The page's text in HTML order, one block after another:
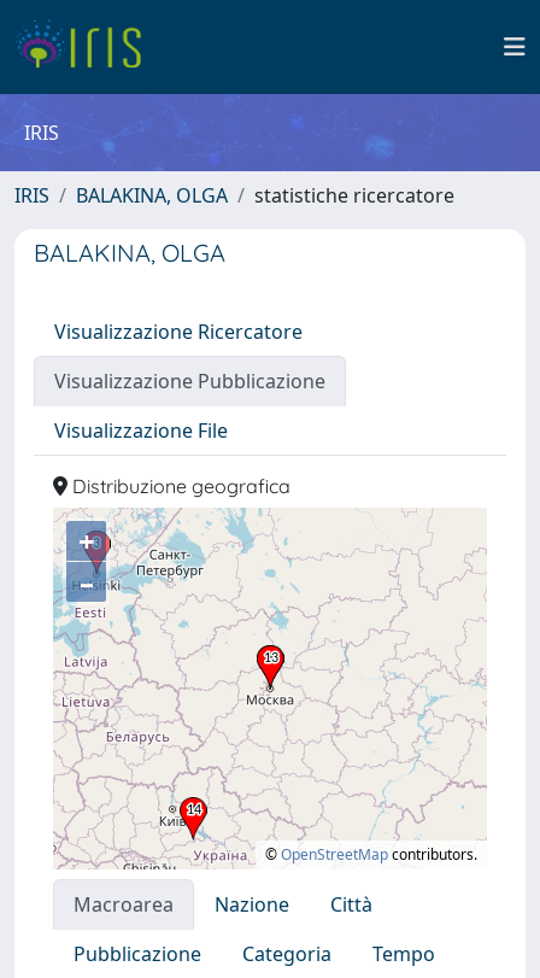
IRIS
IRIS BALAKINA, OLGA statistiche ricercatore
BALAKINA, OLGA
Visualizzazione Ricercatore
Visualizzazione Pubblicazione
Visualizzazione File
Distribuzione geografica
+
–
©OpenStreetMapcontributors.
Macroarea Nazione
Città
Pubblicazione
Categoria
Tempo